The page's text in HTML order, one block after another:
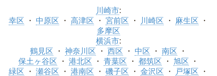
川崎市:
幸区
中原区 高津区 宮前区 川崎区
麻生区
多摩区
横浜市:
鶴見区
神奈川区 西区 中区
南区
保土ヶ谷区
港北区 青葉区 都筑区
旭区
緑区
瀬谷区 港南区 磯子区 金沢区
戸塚区